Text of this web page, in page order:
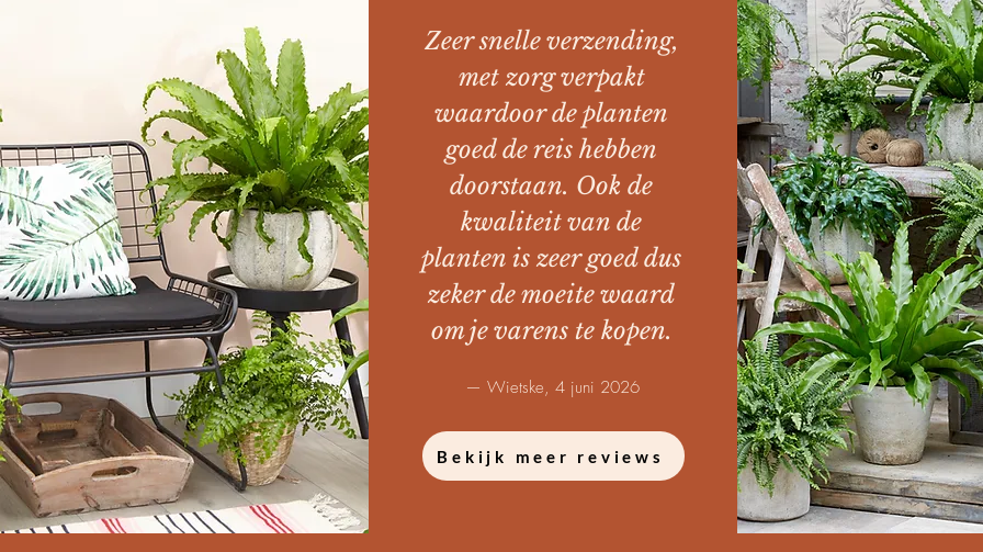
Zeer snelle verzending,
met zorg verpakt
waardoor de planten
goed de reis hebben
doorstaan. Ook de
kwaliteit van de
planten is zeer goed dus
zeker de moeite waard
om je varens te kopen.
— Wietske, 4 juni 2026
Bekijk meer reviews